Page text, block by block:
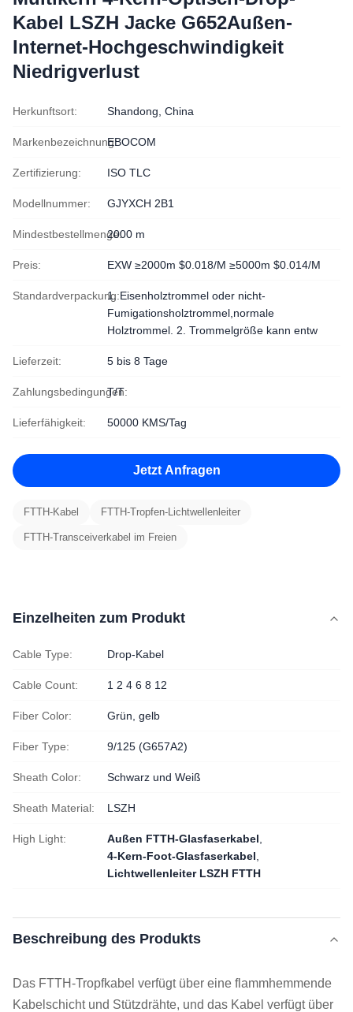
Kabel LSZH Jacke G652Außen-
Internet-Hochgeschwindigkeit
Niedrigverlust
Herkunftsort: Shandong, China
Markenbezeichnung:EBOCOM
Zertifizierung: ISO TLC
Modellnummer: GJYXCH 2B1
Mindestbestellmenge:2000 m
Preis: EXW ≥2000m $0.018/M ≥5000m $0.014/M
Standardverpackung:1. Eisenholztrommel oder nicht-
Fumigationsholztrommel,normale
Holztrommel. 2. Trommelgröße kann entw
Lieferzeit: 5 bis 8 Tage
Zahlungsbedingungen:
T/T
Lieferfähigkeit: 50000 KMS/Tag
Jetzt Anfragen
FTTH-Kabel FTTH-Tropfen-Lichtwellenleiter
FTTH-Transceiverkabel im Freien
Einzelheiten zum Produkt
Cable Type: Drop-Kabel
Cable Count: 1 2 4 6 8 12
Fiber Color: Grün, gelb
Fiber Type: 9/125 (G657A2)
Sheath Color: Schwarz und Weiß
Sheath Material: LSZH
High Light: Außen FTTH-Glasfaserkabel
4-Kern-Foot-Glasfaserkabel
Lichtwellenleiter LSZH FTTH
Beschreibung des Produkts
Das FTTH-Tropfkabel verfügt über eine flammhemmende
Kabelschicht und Stützdrähte, und das Kabel verfügt über